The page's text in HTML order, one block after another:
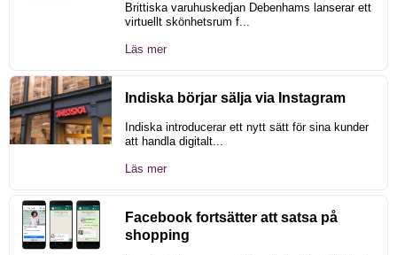
Brittiska varuhuskedjan Debenhams lanserar ett
virtuellt skönhetsrum f...
Läs mer
Indiska börjar sälja via Instagram
Indiska introducerar ett nytt sätt för sina kunder
att handla digitalt...
Läs mer
Facebook fortsätter att satsa på
shopping